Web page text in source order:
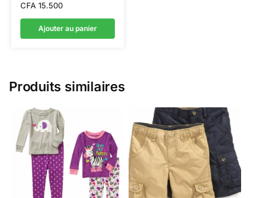
CFA15.500
Ajouter au panier
Produits similaires